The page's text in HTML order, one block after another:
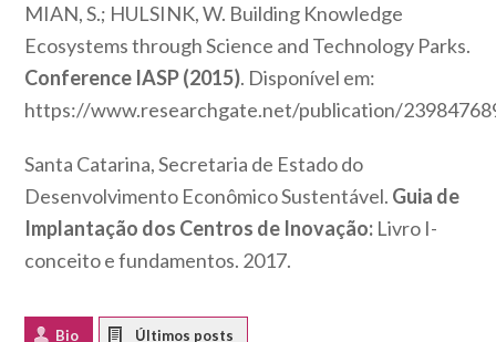
MIAN, S.; HULSINK, W. Building Knowledge
Ecosystems through Science and Technology Parks.
Conference IASP (2015). Disponível em:
https://www.researchgate.net/publication/
Santa Catarina, Secretaria de Estado do
Desenvolvimento Econômico Sustentável. Guia de
Implantação dos Centros de Inovação: Livro I-
conceito e fundamentos. 2017.
Bio